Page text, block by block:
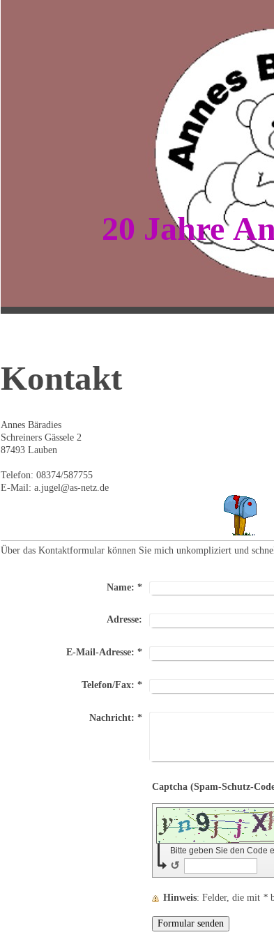
20 Jahre
Kontakt
Annes Bäradies
Schreiners Gässele 2
87493 Lauben
Telefon: 08374/587755
E-Mail: a.jugel@as-netz.de
Über das Kontaktformular können Sie mich unkompliziert und
Name: *
Adresse:
E-Mail-Adresse: *
Telefon/Fax: *
Nachricht: *
Bitte geben Sie den Code
↺
Hinweis : Felder, die mit *